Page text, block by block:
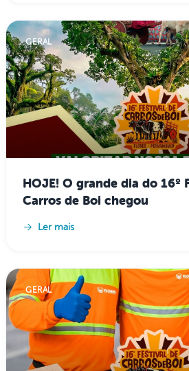
GERAL
HOJE! O grande dia do 16º
Carros de Boi chegou
Ler mais
GERAL